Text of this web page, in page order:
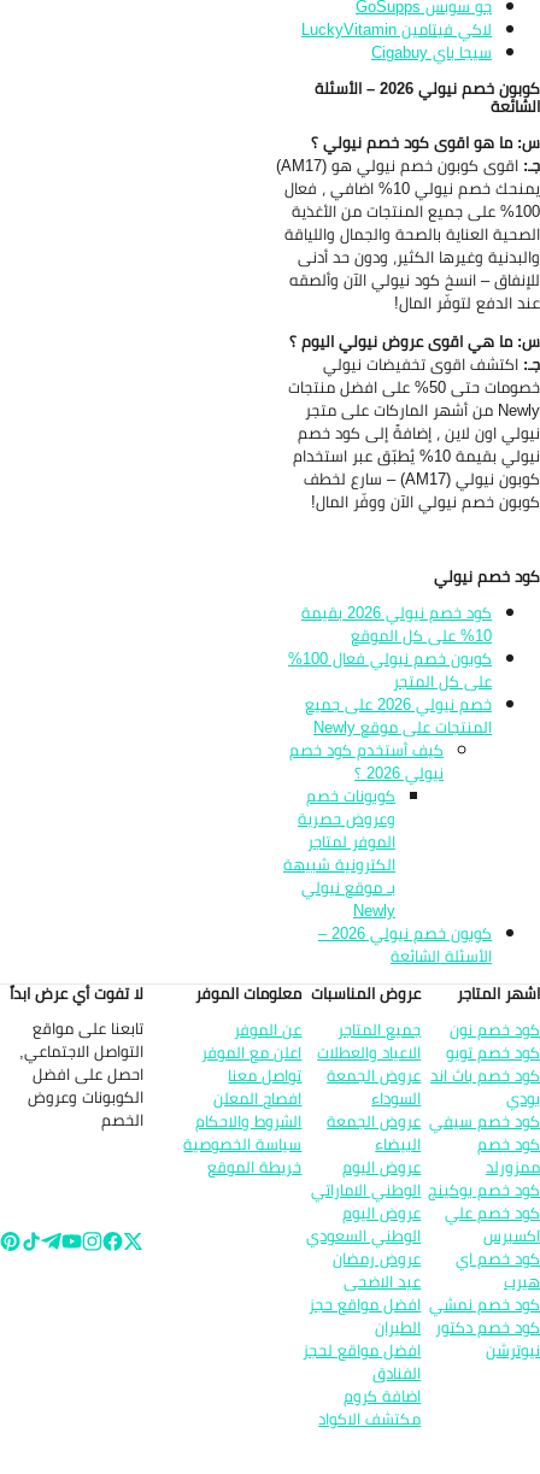
لاكي فيتامين LuckyVitamin
سيجا باي Cigabuy
كوبون خصم نيولي 2026 – الأسئلة
ما هو اقوى كود خصم نيولي ؟
اقوى كوبون خصم نيولي هو (AM17)
يمنحك خصم نيولي 10% اضافي ، فعال
100% على جميع المنتجات من الأغذية
العناية بالصحة والجمال واللياقة
وغيرها الكثير، ودون حد أدنى
– انسخ كود نيولي الآن وألصقه
الدفع لتوفّر المال!
ما هي اقوى عروض نيولي اليوم ؟
اكتشف اقوى تخفيضات نيولي
خصومات حتى 50% على افضل منتجات
Newly من أشهر الماركات على متجر
اون لاين ، إضافةً إلى كود خصم
نيولي بقيمة 10% يُطبّق عبر استخدام
كوبون نيولي (AM17) – سارع لخطف
خصم نيولي الآن ووفّر المال!
خصم نيولي
كود خصم نيولي 2026 بقيمة
10% على كل الموقع
كوبون خصم نيولي فعال 100%
على كل المتجر
خصم نيولي 2026 على جميع
المنتجات على موقع Newly
كيف أستخدم كود خصم
نيولي 2026 ؟
كوبونات خصم
وعروض حصرية
الموفر لمتاجر
الكترونية شبيهة
بـ موقع نيولي
Newly
كوبون خصم نيولي 2026 –
الأسئلة الشائعة
المتاجر
خصم نون
خصم تويو
خصم باث اند
خصم سيفي
خصم
خصم بوكينج
خصم علي
خصم اي
خصم نمشي
خصم دكتور
عروض المناسبات
جميع المتاجر
الاعياد والعطلات
عروض الجمعة
السوداء
عروض الجمعة
البيضاء
عروض اليوم
الوطني الاماراتي
عروض اليوم
الوطني السعودي
عروض رمضان
عيد الاضحى
افضل مواقع حجز
الطيران
افضل مواقع لحجز
الفنادق
اضافة كروم
مكتشف الاكواد
معلومات الموفر
عن الموفر
اعلن مع الموفر
تواصل معنا
افصاح المعلن
الشروط والاحكام
سياسة الخصوصية
خريطة الموقع
لا تفوت أي عرض ابداً
تابعنا على مواقع
التواصل الاجتماعي,
احصل على افضل
الكوبونات وعروض
الخصم